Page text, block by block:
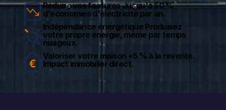
Réduire vos factures Jusqu'à 50 %
d'économies d'électricité par an.
Indépendance énergétique Produisez
votre propre énergie, même par temps
nuageux.
Valoriser votre maison +5 % à la revente.
Impact immobilier direct.